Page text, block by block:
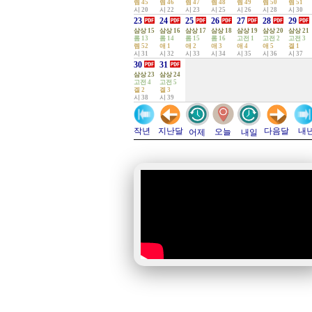
렘 45
시 20
렘 46
시 22
렘 47
시 23
렘 48
시 25
렘 49
시 26
렘 50
시 28
렘 51
시 30
23
삼상 15
롬 13
렘 52
시 31
24
삼상 16
롬 14
애 1
시 32
25
삼상 17
롬 15
애 2
시 33
26
삼상 18
롬 16
애 3
시 34
27
삼상 19
고전 1
애 4
시 35
28
삼상 20
고전 2
애 5
시 36
29
삼상 21
고전 3
겔 1
시 37
30
삼상 23
고전 4
겔 2
시 38
31
삼상 24
고전 5
겔 3
시 39
작년 지난달 어제 오늘 내일 다음달 내